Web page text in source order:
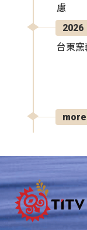
慮
2026
台東
more